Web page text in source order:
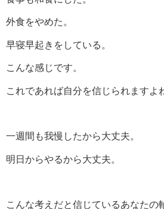
外食をやめた。
早寝早起きをしている。
こんな感じです。
これであれば自分を信じられますよ
一週間も我慢したから大丈夫。
明日からやるから大丈夫。
こんな考えだと信じているあなたの